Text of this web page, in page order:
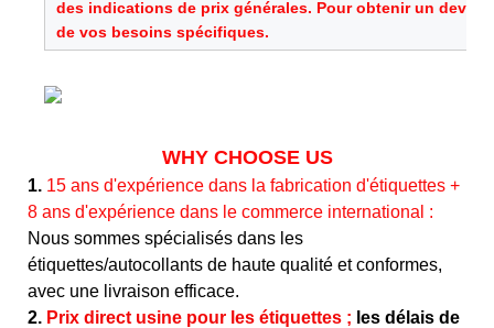
des indications de prix générales. Pour obtenir un devis
de vos besoins spécifiques.
WHY CHOOSE US
1. 15 ans d'expérience dans la fabrication d'étiquettes +
8 ans d'expérience dans le commerce international :
Nous sommes spécialisés dans les
étiquettes/autocollants de haute qualité et conformes,
avec une livraison efficace.
2. Prix direct usine pour les étiquettes ; les délais de